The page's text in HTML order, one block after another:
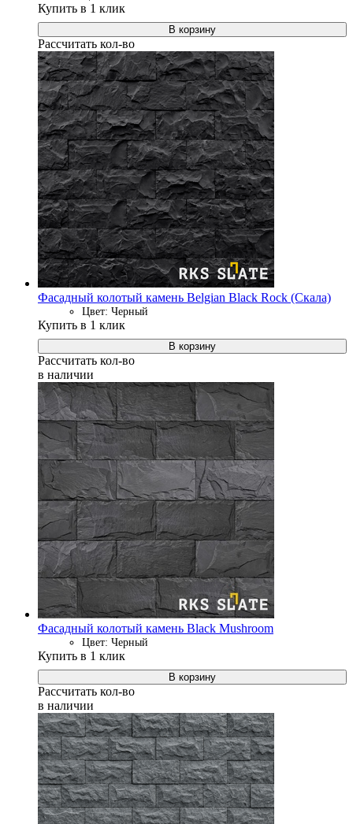
Купить в 1 клик
В корзину
Рассчитать кол-во
Фасадный колотый камень Belgian Black Rock (Скала)
Цвет: Черный
Купить в 1 клик
В корзину
Рассчитать кол-во
в наличии
Фасадный колотый камень Black Mushroom
Цвет: Черный
Купить в 1 клик
В корзину
Рассчитать кол-во
в наличии